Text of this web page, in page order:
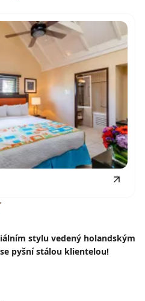
stylu vedený holandským
pyšní stálou klientelou!